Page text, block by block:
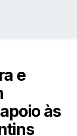
e
às